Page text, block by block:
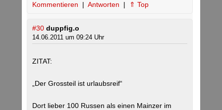
Kommentieren | Antworten | ⇑ Top
#30 duppfig.o
14.06.2011 um 09:24 Uhr
ZITAT:
„Der Grossteil ist urlaubsreif“
Dort lieber 100 Russen als einen Mainzer im